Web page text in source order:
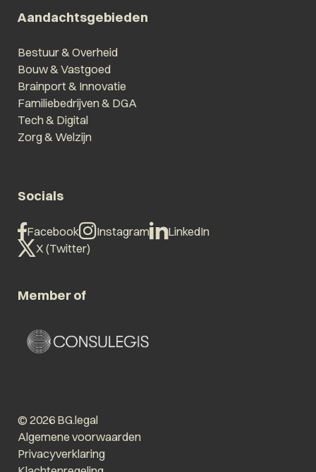
Aandachtsgebieden
Bestuur & Overheid
Bouw & Vastgoed
Brainport & Innovatie
Familiebedrijven & DGA
Tech & Digital
Zorg & Welzijn
Socials
Facebook Instagram
LinkedIn
X (Twitter)
Member of
© 2026 BG.legal
Algemene voorwaarden
Privacyverklaring